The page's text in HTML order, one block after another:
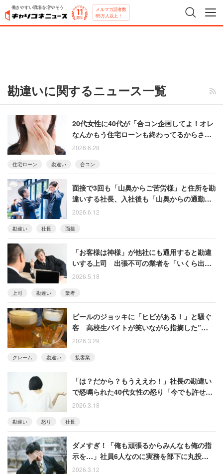
働きやすい職場を増やそう メルマガ読者数
65万人以上！
勘違いに関するニュース一覧
20代女性に40代が「合コン企画してよ！オレ
なんかもう住宅ローンも終わってるからさ」
と謎アピール 「もう少し自分を客観視しよ
2026.6.28
住宅ローン 勘違い 合コン
面接で3回も「山奥からご苦労様」と住所を勘
違いする社長、入社後も「山奥からの通勤は
どうだ？」と言われムカつく男性
2026.6.12
勘違い 社長 面接
「お客様は神様」が他社にも通用すると勘違
いする上司 出張不可の業者を「いくら出せ
ば行くんや」と金で動かそうと……
2026.5.18
上司 勘違い 業者
ビールのジョッキに「ヒビがある！」と騒ぐ
客 高校生バイトが笑いながら指摘した”衝撃
の事実”【衝撃エピソード再配信】
2026.3.29
クレーム 勘違い 接客業
「は？だから？もうええわ！」社長の勘違い
で怒鳴られた40代女性の怒り「今でも許せま
せん」
2026.3.18
勘違い 怒り 社長
ダメすぎ！「俺も頑張るからみんなも俺の指
示を…」社員6人なのに実務を部下に丸投げす
る上司に絶望
2026.3.12